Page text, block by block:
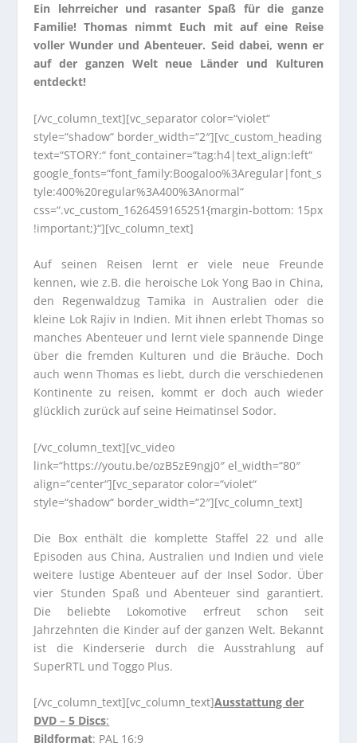
Ein lehrreicher und rasanter Spaß für die ganze
Familie! Thomas nimmt Euch mit auf eine Reise
voller Wunder und Abenteuer. Seid dabei, wenn er
auf der ganzen Welt neue Länder und Kulturen
entdeckt!
[/vc_column_text][vc_separator color=“violet“
style=“shadow“ border_width=“2″][vc_custom_heading
text=“STORY:“ font_container=“tag:h4|text_align:left“
google_fonts=“font_family:Boogaloo%3Aregular|font_s
tyle:400%20regular%3A400%3Anormal“
css=“.vc_custom_1626459165251{margin-bottom: 15px
!important;}“][vc_column_text]
Auf seinen Reisen lernt er viele neue Freunde
kennen, wie z.B. die heroische Lok Yong Bao in China,
den Regenwaldzug Tamika in Australien oder die
kleine Lok Rajiv in Indien. Mit ihnen erlebt Thomas so
manches Abenteuer und lernt viele spannende Dinge
über die fremden Kulturen und die Bräuche. Doch
auch wenn Thomas es liebt, durch die verschiedenen
Kontinente zu reisen, kommt er doch auch wieder
glücklich zurück auf seine Heimatinsel Sodor.
[/vc_column_text][vc_video
link=“https://youtu.be/ozB5zE9ngj0″ el_width=“80″
align=“center“][vc_separator color=“violet“
style=“shadow“ border_width=“2″][vc_column_text]
Die Box enthält die komplette Staffel 22 und alle
Episoden aus China, Australien und Indien und viele
weitere lustige Abenteuer auf der Insel Sodor. Über
vier Stunden Spaß und Abenteuer sind garantiert.
Die beliebte Lokomotive erfreut schon seit
Jahrzehnten die Kinder auf der ganzen Welt. Bekannt
ist die Kinderserie durch die Ausstrahlung auf
SuperRTL und Toggo Plus.
[/vc_column_text][vc_column_text]Ausstattung der
DVD – 5 Discs:
Bildformat: PAL 16:9